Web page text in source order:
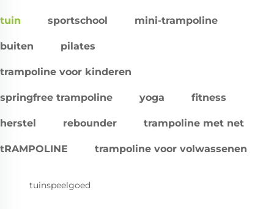
tuin sportschool mini-trampoline
buiten pilates
trampoline voor kinderen
springfree trampoline yoga fitness
herstel rebounder trampoline met net
tRAMPOLINE trampoline voor volwassenen
tuinspeelgoed